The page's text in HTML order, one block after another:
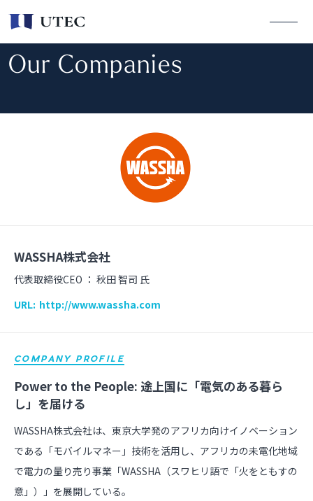
Our Companies
WASSHA株式会社
代表取締役CEO ： 秋田 智司 氏
URL: http://www.wassha.com
COMPANY PROFILE
Power to the People: 途上国に「電気のある暮ら
し」を届ける
WASSHA株式会社は、東京大学発のアフリカ向けイノベーション
である「モバイルマネー」技術を活用し、アフリカの未電化地域
で電力の量り売り事業「WASSHA（スワヒリ語で「火をともすの
意」）」を展開している。